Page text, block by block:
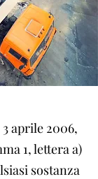
aprile 2006,
1, lettera a)
sostanza